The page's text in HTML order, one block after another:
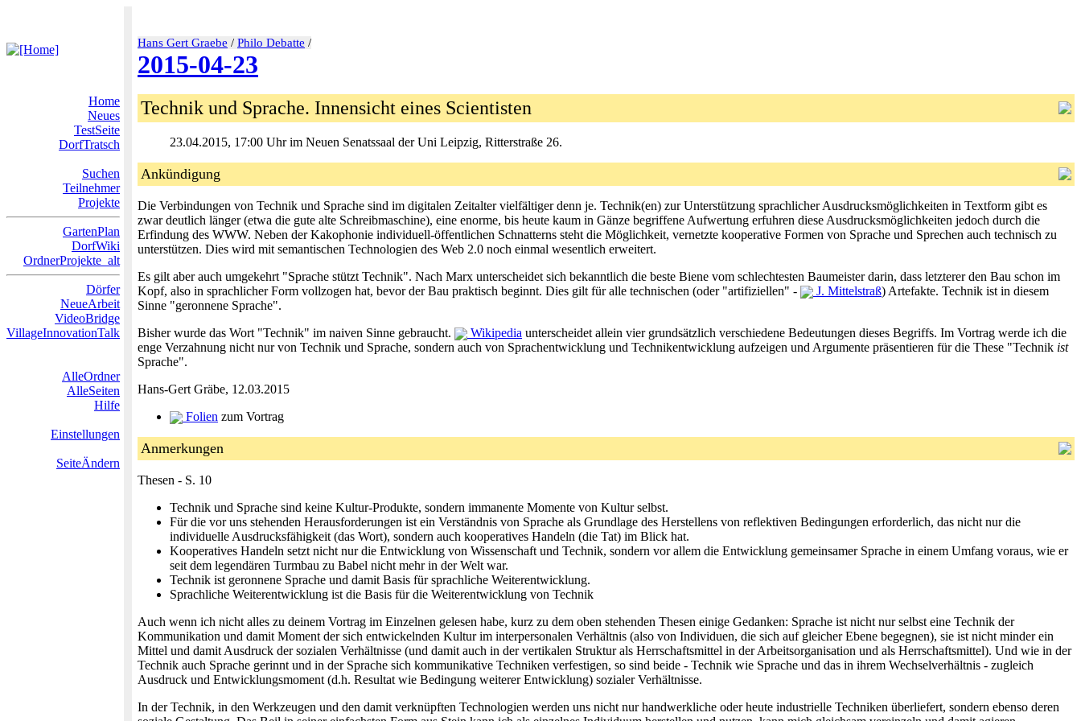
Hans Gert Graebe / Philo Debatte /
2015-04-23
Home
Neues
TestSeite
DorfTratsch
Suchen
Teilnehmer
Projekte
GartenPlan
DorfWiki
OrdnerProjekte_alt
Dörfer
NeueArbeit
VideoBridge
VillageInnovationTalk
AlleOrdner
AlleSeiten
Hilfe
Einstellungen
SeiteÄndern
Technik und Sprache. Innensicht eines Scientisten
23.04.2015, 17:00 Uhr im Neuen Senatssaal der Uni Leipzig, Ritterstraße 26.
Ankündigung
Die Verbindungen von Technik und Sprache sind im digitalen Zeitalter vielfältiger denn je. Technik(en) zur Unterstützung sprachlicher Ausdrucksmöglichkeiten in Textform gibt es
zwar deutlich länger (etwa die gute alte Schreibmaschine), eine enorme, bis heute kaum in Gänze begriffene Aufwertung erfuhren diese Ausdrucksmöglichkeiten jedoch durch die
Erfindung des WWW. Neben der Kakophonie individuell-öffentlichen Schnatterns steht die Möglichkeit, vernetzte kooperative Formen von Sprache und Sprechen auch technisch zu
unterstützen. Dies wird mit semantischen Technologien des Web 2.0 noch einmal wesentlich erweitert.
Es gilt aber auch umgekehrt "Sprache stützt Technik". Nach Marx unterscheidet sich bekanntlich die beste Biene vom schlechtesten Baumeister darin, dass letzterer den Bau schon im
Kopf, also in sprachlicher Form vollzogen hat, bevor der Bau praktisch beginnt. Dies gilt für alle technischen (oder "artifiziellen" -
J. Mittelstraß) Artefakte. Technik ist in diesem
Sinne "geronnene Sprache".
Bisher wurde das Wort "Technik" im naiven Sinne gebraucht.
Wikipedia unterscheidet allein vier grundsätzlich verschiedene Bedeutungen dieses Begriffs. Im Vortrag werde ich die
enge Verzahnung nicht nur von Technik und Sprache, sondern auch von Sprachentwicklung und Technikentwicklung aufzeigen und Argumente präsentieren für die These "Technik ist
Sprache".
Hans-Gert Gräbe, 12.03.2015
Folien zum Vortrag
Anmerkungen
Thesen - S. 10
Technik und Sprache sind keine Kultur-Produkte, sondern immanente Momente von Kultur selbst.
Für die vor uns stehenden Herausforderungen ist ein Verständnis von Sprache als Grundlage des Herstellens von reflektiven Bedingungen erforderlich, das nicht nur die
individuelle Ausdrucksfähigkeit (das Wort), sondern auch kooperatives Handeln (die Tat) im Blick hat.
Kooperatives Handeln setzt nicht nur die Entwicklung von Wissenschaft und Technik, sondern vor allem die Entwicklung gemeinsamer Sprache in einem Umfang voraus, wie er
seit dem legendären Turmbau zu Babel nicht mehr in der Welt war.
Technik ist geronnene Sprache und damit Basis für sprachliche Weiterentwicklung.
Sprachliche Weiterentwicklung ist die Basis für die Weiterentwicklung von Technik
Auch wenn ich nicht alles zu deinem Vortrag im Einzelnen gelesen habe, kurz zu dem oben stehenden Thesen einige Gedanken: Sprache ist nicht nur selbst eine Technik der
Kommunikation und damit Moment der sich entwickelnden Kultur im interpersonalen Verhältnis (also von Individuen, die sich auf gleicher Ebene begegnen), sie ist nicht minder ein
Mittel und damit Ausdruck der sozialen Verhältnisse (und damit auch in der vertikalen Struktur als Herrschaftsmittel in der Arbeitsorganisation und als Herrschaftsmittel). Und wie in der
Technik auch Sprache gerinnt und in der Sprache sich kommunikative Techniken verfestigen, so sind beide - Technik wie Sprache und das in ihrem Wechselverhältnis - zugleich
Ausdruck und Entwicklungsmoment (d.h. Resultat wie Bedingung weiterer Entwicklung) sozialer Verhältnisse.
In der Technik, in den Werkzeugen und den damit verknüpften Technologien werden uns nicht nur handwerkliche oder heute industrielle Techniken überliefert, sondern ebenso deren